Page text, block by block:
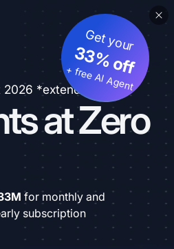
*extended
at Zero
Get your
33% off
+ free AI Agent
for monthly and
subscription